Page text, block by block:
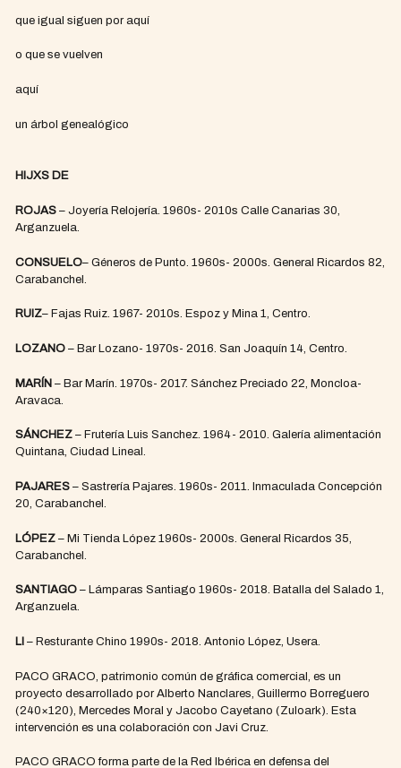
que igual siguen por aquí
o que se vuelven
aquí
un árbol genealógico
HIJXS DE
ROJAS – Joyería Relojería. 1960s- 2010s Calle Canarias 30,
Arganzuela.
CONSUELO– Géneros de Punto. 1960s- 2000s. General Ricardos 82,
Carabanchel.
RUIZ– Fajas Ruiz. 1967- 2010s. Espoz y Mina 1, Centro.
LOZANO– Bar Lozano- 1970s- 2016. San Joaquín 14, Centro.
MARÍN– Bar Marín. 1970s- 2017. Sánchez Preciado 22, Moncloa-
Aravaca.
SÁNCHEZ– Frutería Luis Sanchez. 1964- 2010. Galería alimentación
Quintana, Ciudad Lineal.
PAJARES– Sastrería Pajares. 1960s- 2011. Inmaculada Concepción
20, Carabanchel.
LÓPEZ– Mi Tienda López 1960s- 2000s. General Ricardos 35,
Carabanchel.
SANTIAGO– Lámparas Santiago 1960s- 2018. Batalla del Salado 1,
Arganzuela.
LI – Resturante Chino 1990s- 2018. Antonio López, Usera.
PACO GRACO, patrimonio común de gráfica comercial, es un
proyecto desarrollado por Alberto Nanclares, Guillermo Borreguero
(240×120), Mercedes Moral y Jacobo Cayetano (Zuloark). Esta
intervención es una colaboración con Javi Cruz.
PACO GRACO forma parte de la Red Ibérica en defensa del